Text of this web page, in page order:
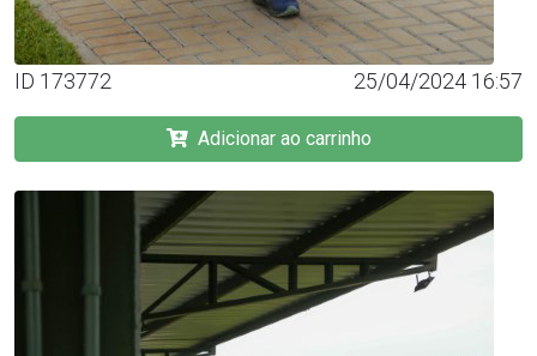
ID 173772 25/04/2024 16:57
Adicionar ao carrinho